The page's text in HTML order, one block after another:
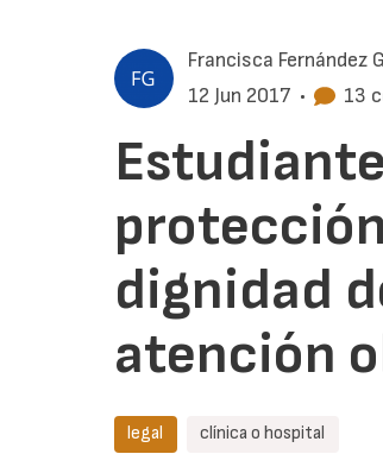
Francisca Fernández
12 Jun 2017 • 13
dignidad
atención
legal clínica o hospital